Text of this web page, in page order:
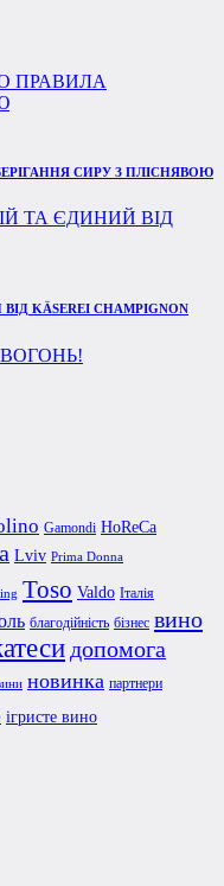
СИРУ З ПЛІСНЯВОЮ
KÄSEREI CHAMPIGNON
Gamondi HoReCa
Lviv Prima Donna
Toso Valdo Італія
благодійність бізнес вино
допомога
новинка партнери
ігристе вино